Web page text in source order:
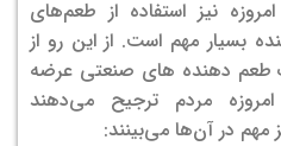
نیز استفاده از طعم‌های
بسیار مهم است. از این رو از
طعم دهنده های صنعتی عرضه
مردم ترجیح می‌دهند
مهم در آن‌ها می‌بینند: